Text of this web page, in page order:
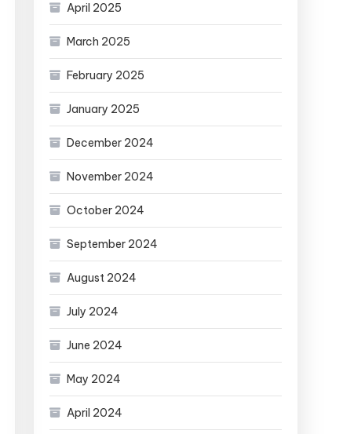
April 2025
March 2025
February 2025
January 2025
December 2024
November 2024
October 2024
September 2024
August 2024
July 2024
June 2024
May 2024
April 2024